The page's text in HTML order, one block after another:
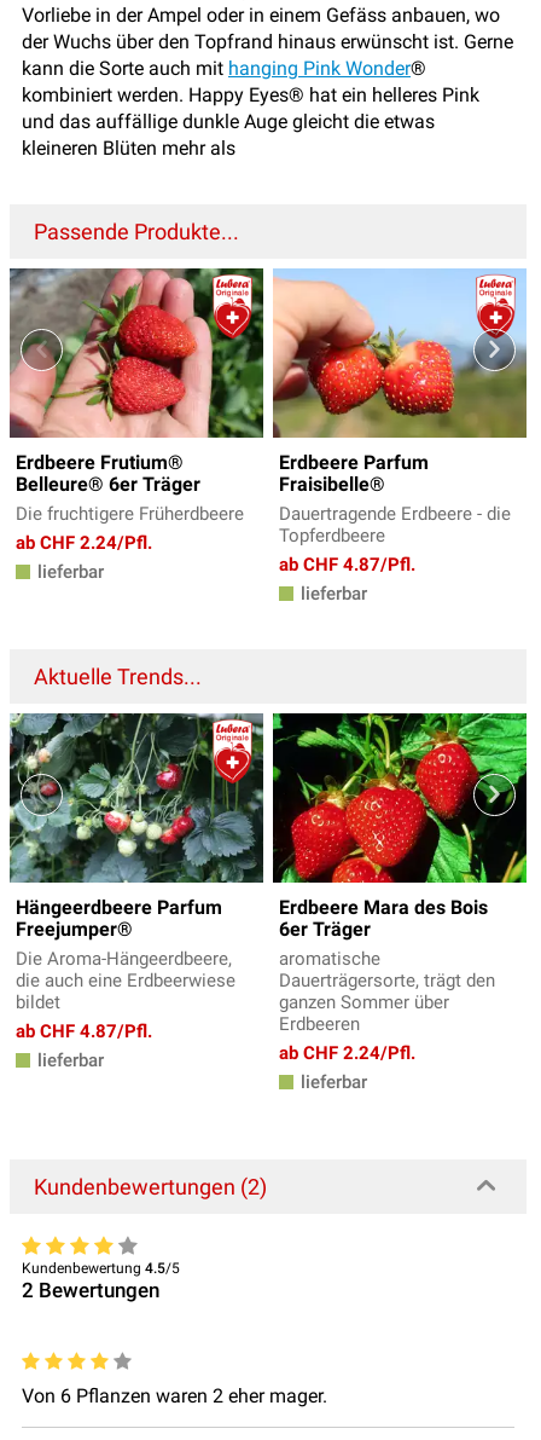
Vorliebe in der Ampel oder in einem Gefäss anbauen, wo
der Wuchs über den Topfrand hinaus erwünscht ist. Gerne
kann die Sorte auch mit hanging Pink Wonder®
kombiniert werden. Happy Eyes® hat ein helleres Pink
und das auffällige dunkle Auge gleicht die etwas
kleineren Blüten mehr als
Passende Produkte...
Erdbeere Frutium®
Belleure® 6er Träger
Die fruchtigere Früherdbeere
ab CHF 2.24/Pfl.
lieferbar
Erdbeere Parfum
Fraisibelle®
Dauertragende Erdbeere - die
Topferdbeere
ab CHF 4.87/Pfl.
lieferbar
Aktuelle Trends...
Hängeerdbeere Parfum
Freejumper®
Die Aroma-Hängeerdbeere,
die auch eine Erdbeerwiese
bildet
ab CHF 4.87/Pfl.
lieferbar
Erdbeere Mara des Bois
6er Träger
aromatische
Dauerträgersorte, trägt den
ganzen Sommer über
Erdbeeren
ab CHF 2.24/Pfl.
lieferbar
Kundenbewertungen (2)
Kundenbewertung 4.5/5
2 Bewertungen
Von 6 Pflanzen waren 2 eher mager.